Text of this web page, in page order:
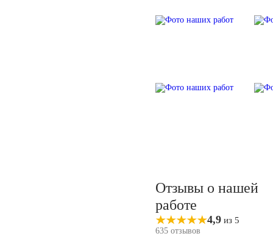
Отзывы о нашей
работе
4,9 из 5
635 отзывов